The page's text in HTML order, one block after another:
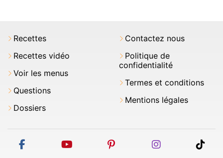
Recettes
Recettes vidéo
Voir les menus
Questions
Dossiers
Contactez nous
Politique de
confidentialité
Termes et conditions
Mentions légales
facebook youtube pinterest instagram